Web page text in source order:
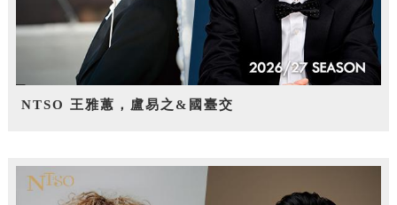
NTSO 王雅蕙，盧易之&國臺交